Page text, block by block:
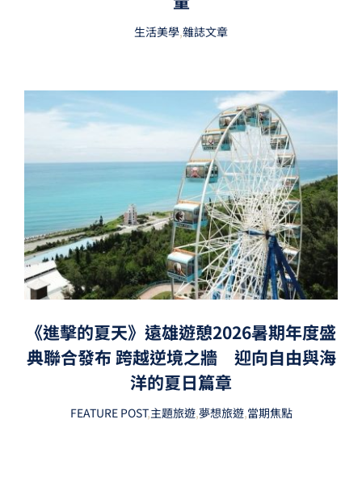
生活美學,雜誌文章
《進擊的夏天》遠雄遊憩2026暑期年度盛
典聯合發布 跨越逆境之牆 迎向自由與海
洋的夏日篇章
FEATURE POST,主題旅遊,夢想旅遊,當期焦點